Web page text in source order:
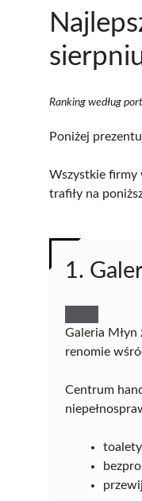
Ranking według
Poniżej
Wszystkie firmy
trafiły na
1.
Galeria
renomie
Centrum